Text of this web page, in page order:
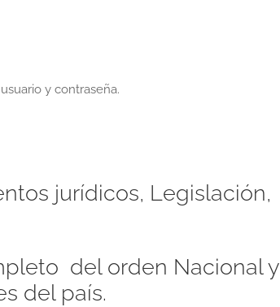
y contraseña.
jurídicos, Legislación,
del orden Nacional y
del país.